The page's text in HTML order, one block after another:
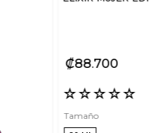
₡88700
☆☆☆☆☆
Tamaño